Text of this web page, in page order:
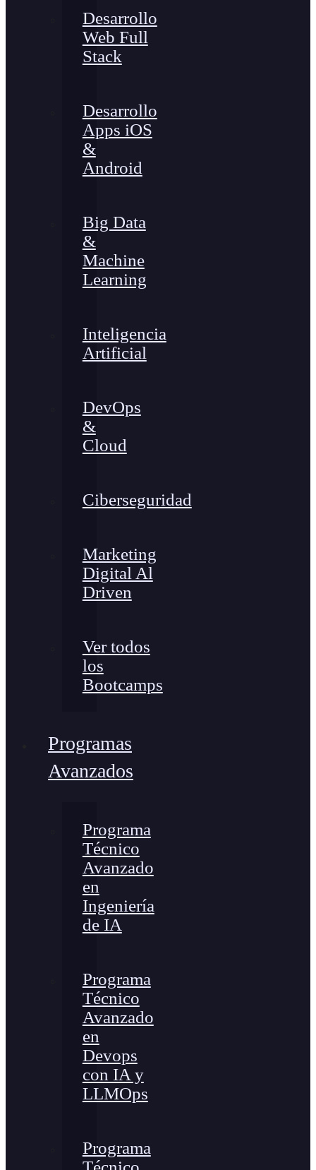
Desarrollo
Web Full
Stack
Desarrollo
Apps iOS
&
Android
Big Data
&
Machine
Learning
Inteligencia
Artificial
DevOps
&
Cloud
Ciberseguridad
Marketing
Digital Al
Driven
Ver todos
los
Bootcamps
Programas
Avanzados
Programa
Técnico
Avanzado
en
Ingeniería
de IA
Programa
Técnico
Avanzado
en
Devops
con IA y
LLMOps
Programa